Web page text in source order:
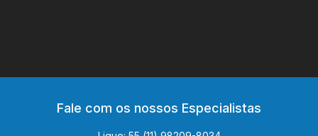
Fale com os nossos Especialistas